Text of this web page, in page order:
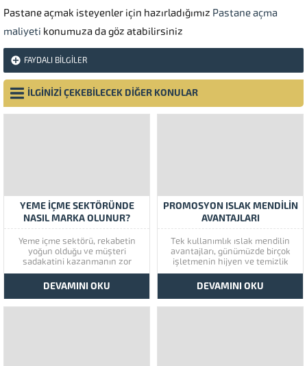
Pastane açmak isteyenler için hazırladığımız Pastane açma
maliyeti konumuza da göz atabilirsiniz
FAYDALI BILGILER
İLGİNİZİ ÇEKEBİLECEK DİĞER KONULAR
YEME İÇME SEKTÖRÜNDE
NASIL MARKA OLUNUR?
Yeme içme sektörü, rekabetin
yoğun olduğu ve müşteri
sadakatini kazanmanın zor
olduğu bir alandır. Ancak, bir
marka haline gelmek
müşterilerin sadakatini
kazanmanın yanı sıra,
DEVAMINI OKU
PROMOSYON ISLAK MENDILIN
AVANTAJLARI
Tek kullanımlık ıslak mendilin
avantajları, günümüzde birçok
işletmenin hijyen ve temizlik
konularına verdiği önemi
yansıtmaktadır. Bunlar,
müşterilerin güvenli ve temiz bir
ortamda hizmet almalarını
DEVAMINI OKU